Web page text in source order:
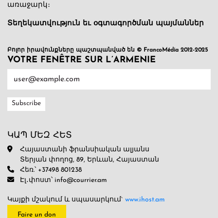
առաջարկ։
Տեղեկատվություն եւ օգտագործման պայմաններ
Բոլոր իրավունքները պաշտպանված են © FrancoMédia 2012-2025
VOTRE FENÊTRE SUR L’ARMENIE
ԿԱՊ ՄԵԶ ՀԵՏ
Հայաստանի ֆրանսիական ալյանս
Տերյան փողոց, 89, Երևան, Հայաստան
Հեռ.՝ +37498 801238
Էլ․փոստ՝ info@courrier.am
Կայքի մշակում և սպասարկում` www.ihost.am
Faire un don